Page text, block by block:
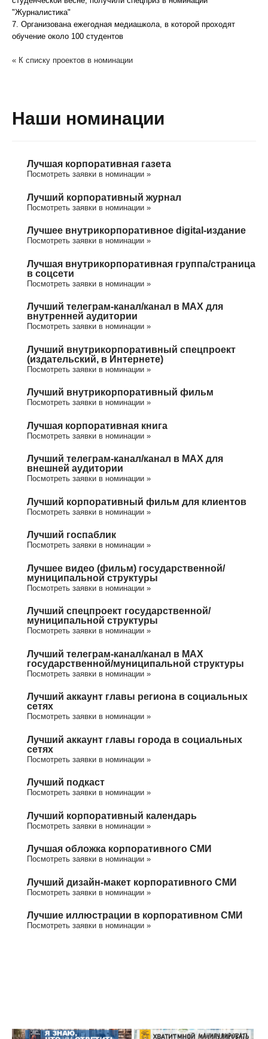
"Журналистика"
7. Организована ежегодная медиашкола, в которой проходят
обучение около 100 студентов
« К списку проектов в номинации
Наши номинации
Лучшая корпоративная газета
Посмотреть заявки в номинации »
Лучший корпоративный журнал
Посмотреть заявки в номинации »
Лучшее внутрикорпоративное digital-издание
Посмотреть заявки в номинации »
Лучшая внутрикорпоративная группа/cтраница
в соцсети
Посмотреть заявки в номинации »
Лучший телеграм-канал/канал в МАХ для
внутренней аудитории
Посмотреть заявки в номинации »
Лучший внутрикорпоративный спецпроект
(издательский, в Интернете)
Посмотреть заявки в номинации »
Лучший внутрикорпоративный фильм
Посмотреть заявки в номинации »
Лучшая корпоративная книга
Посмотреть заявки в номинации »
Лучший телеграм-канал/канал в МАХ для
внешней аудитории
Посмотреть заявки в номинации »
Лучший корпоративный фильм для клиентов
Посмотреть заявки в номинации »
Лучший госпаблик
Посмотреть заявки в номинации »
Лучшее видео (фильм) государственной/
муниципальной структуры
Посмотреть заявки в номинации »
Лучший спецпроект государственной/
муниципальной структуры
Посмотреть заявки в номинации »
Лучший телеграм-канал/канал в МАХ
государственной/муниципальной структуры
Посмотреть заявки в номинации »
Лучший аккаунт главы региона в социальных
сетях
Посмотреть заявки в номинации »
Лучший аккаунт главы города в социальных
сетях
Посмотреть заявки в номинации »
Лучший подкаст
Посмотреть заявки в номинации »
Лучший корпоративный календарь
Посмотреть заявки в номинации »
Лучшая обложка корпоративного СМИ
Посмотреть заявки в номинации »
Лучший дизайн-макет корпоративного СМИ
Посмотреть заявки в номинации »
Лучшие иллюстрации в корпоративном СМИ
Посмотреть заявки в номинации »